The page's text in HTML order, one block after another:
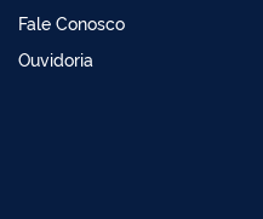
Fale Conosco
Ouvidoria